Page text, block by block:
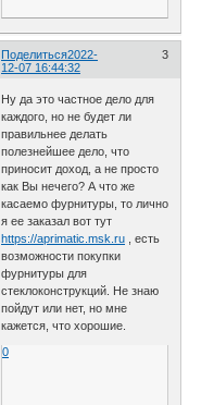
Поделиться 3
2022-
12-07 16:44:32
Ну да это частное дело для
каждого, но не будет ли
правильнее делать
полезнейшее дело, что
приносит доход, а не просто
как Вы нечего? А что же
касаемо фурнитуры, то лично
я ее заказал вот тут
https://aprimatic.msk.ru , есть
возможности покупки
фурнитуры для
стеклоконструкций. Не знаю
пойдут или нет, но мне
кажется, что хорошие.
0